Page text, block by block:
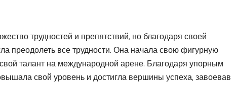
трудностей и препятствий, но благодаря своей
преодолеть все трудности. Она начала свою фигурную
талант на международной арене. Благодаря упорным
свой уровень и достигла вершины успеха, завоевав